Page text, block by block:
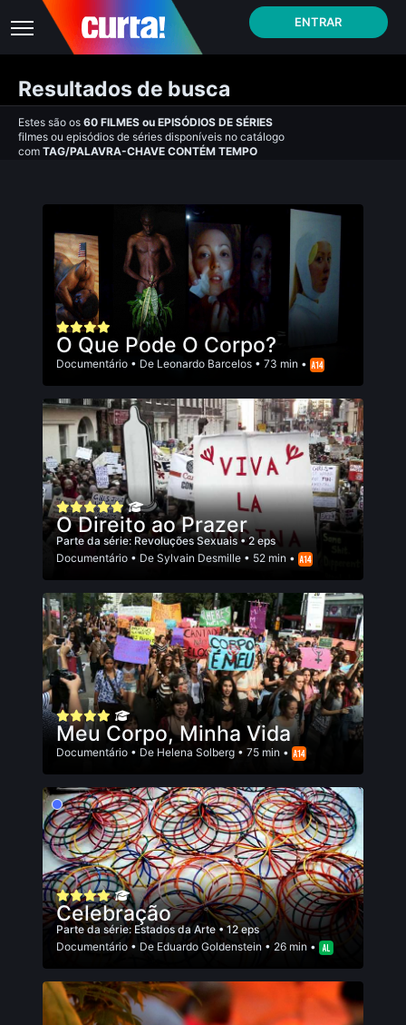
ENTRAR
Resultados de busca
Estes são os 60 FILMES ou EPISÓDIOS DE SÉRIES
filmes ou episódios de séries disponíveis no catálogo
com TAG/PALAVRA-CHAVE CONTÉM TEMPO
O Que Pode O Corpo?
Documentário • De Leonardo Barcelos • 73 min •
O Direito ao Prazer
Parte da série: Revoluções Sexuais • 2 eps
Documentário • De Sylvain Desmille • 52 min •
Meu Corpo, Minha Vida
Documentário • De Helena Solberg • 75 min •
Celebração
Parte da série: Estados da Arte • 12 eps
Documentário • De Eduardo Goldenstein • 26 min •